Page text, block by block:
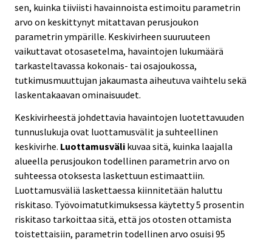
sen, kuinka tiiviisti havainnoista estimoitu parametrin
arvo on keskittynyt mitattavan perusjoukon
parametrin ympärille. Keskivirheen suuruuteen
vaikuttavat otosasetelma, havaintojen lukumäärä
tarkasteltavassa kokonais- tai osajoukossa,
tutkimusmuuttujan jakaumasta aiheutuva vaihtelu sekä
laskentakaavan ominaisuudet.
Keskivirheestä johdettavia havaintojen luotettavuuden
tunnuslukuja ovat luottamusvälit ja suhteellinen
keskivirhe. Luottamusväli kuvaa sitä, kuinka laajalla
alueella perusjoukon todellinen parametrin arvo on
suhteessa otoksesta laskettuun estimaattiin.
Luottamusväliä laskettaessa kiinnitetään haluttu
riskitaso. Työvoimatutkimuksessa käytetty 5 prosentin
riskitaso tarkoittaa sitä, että jos otosten ottamista
toistettaisiin, parametrin todellinen arvo osuisi 95